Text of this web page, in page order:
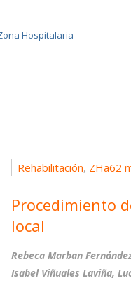
Rehabilitación, ZHa62
Procedimiento
local
Rebeca Marban
Isabel Viñuales Laviña,